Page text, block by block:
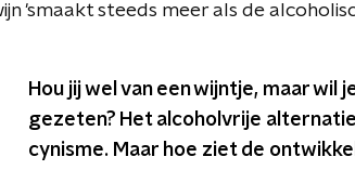
'smaakt steeds meer als de
Hou jij wel van een wijntje, maar
gezeten? Het alcoholvrije
cynisme. Maar hoe ziet de